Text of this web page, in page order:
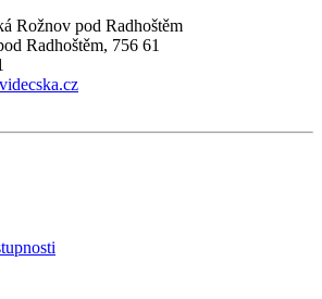
Rožnov pod Radhoštěm
Radhoštěm, 756 61